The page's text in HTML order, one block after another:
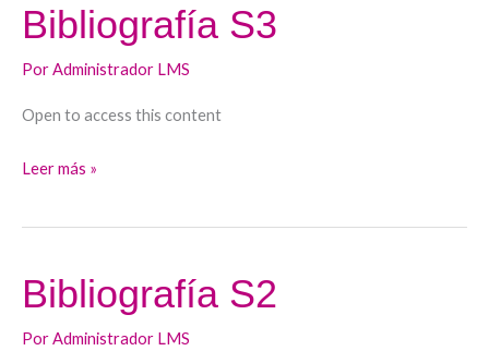
Bibliografía S3
PorAdministrador LMS
Open to access this content
Bibliografía
S3
Leer más »
Bibliografía S2
PorAdministrador LMS
Bibliografía
S2